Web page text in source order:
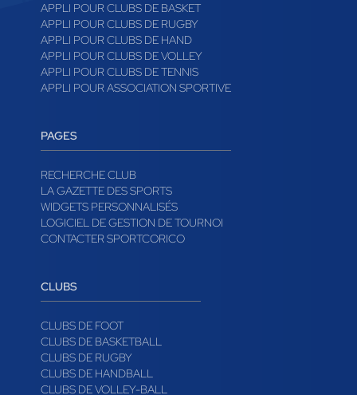
APPLI POUR CLUBS DE BASKET
APPLI POUR CLUBS DE RUGBY
APPLI POUR CLUBS DE HAND
APPLI POUR CLUBS DE VOLLEY
APPLI POUR CLUBS DE TENNIS
APPLI POUR ASSOCIATION SPORTIVE
PAGES
RECHERCHE CLUB
LA GAZETTE DES SPORTS
WIDGETS PERSONNALISÉS
LOGICIEL DE GESTION DE TOURNOI
CONTACTER SPORTCORICO
CLUBS
CLUBS DE FOOT
CLUBS DE BASKETBALL
CLUBS DE RUGBY
CLUBS DE HANDBALL
CLUBS DE VOLLEY-BALL